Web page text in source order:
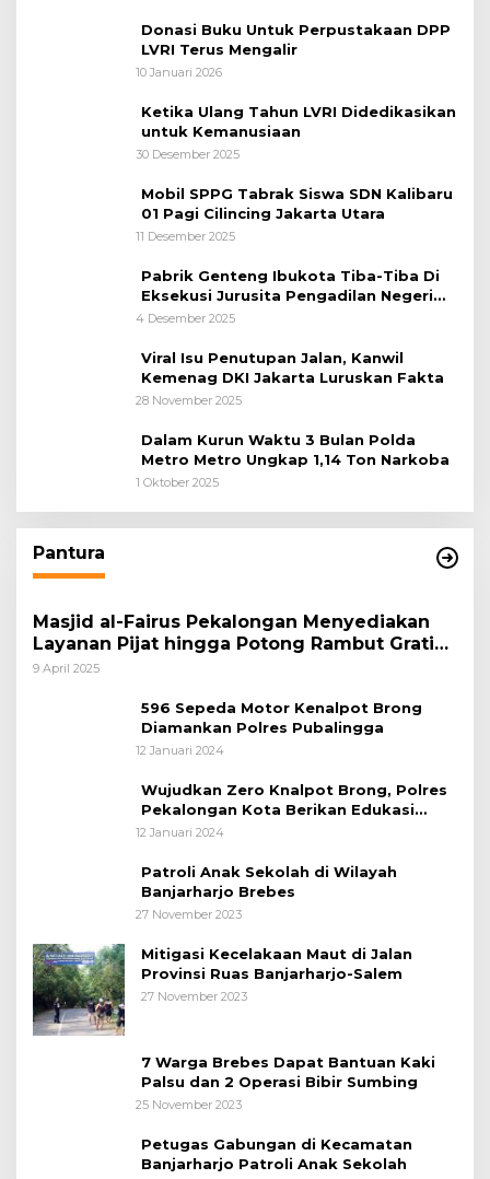
Donasi Buku Untuk Perpustakaan DPP
LVRI Terus Mengalir
10 Januari 2026
Ketika Ulang Tahun LVRI Didedikasikan
untuk Kemanusiaan
30 Desember 2025
Mobil SPPG Tabrak Siswa SDN Kalibaru
01 Pagi Cilincing Jakarta Utara
11 Desember 2025
Pabrik Genteng Ibukota Tiba-Tiba Di
Eksekusi Jurusita Pengadilan Negeri
Tangerang, Diduga Cacat Hukum Sejak
4 Desember 2025
Viral Isu Penutupan Jalan, Kanwil
Kemenag DKI Jakarta Luruskan Fakta
28 November 2025
Dalam Kurun Waktu 3 Bulan Polda
Metro Metro Ungkap 1,14 Ton Narkoba
1 Oktober 2025
Pantura
Masjid al-Fairus Pekalongan Menyediakan
Layanan Pijat hingga Potong Rambut Gratis
bagi Pemudik Lebaran 2025
9 April 2025
596 Sepeda Motor Kenalpot Brong
Diamankan Polres Pubalingga
12 Januari 2024
Wujudkan Zero Knalpot Brong, Polres
Pekalongan Kota Berikan Edukasi
Kepada Pelajar
12 Januari 2024
Patroli Anak Sekolah di Wilayah
Banjarharjo Brebes
27 November 2023
Mitigasi Kecelakaan Maut di Jalan
Provinsi Ruas Banjarharjo-Salem
27 November 2023
7 Warga Brebes Dapat Bantuan Kaki
Palsu dan 2 Operasi Bibir Sumbing
25 November 2023
Petugas Gabungan di Kecamatan
Banjarharjo Patroli Anak Sekolah